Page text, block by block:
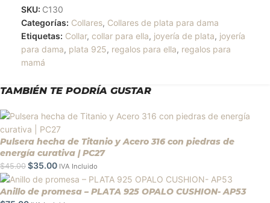
SKU: C130
Categorías: Collares, Collares de plata para dama
Etiquetas: Collar, collar para ella, joyería de plata, joyería
para dama, plata 925, regalos para ella, regalos para
mamá
TAMBIÉN TE PODRÍA GUSTAR
Pulsera hecha de Titanio y Acero 316 con piedras de
energía curativa | PC27
$45.00 $35.00 IVA Incluido
Anillo de promesa – PLATA 925 OPALO CUSHION- AP53